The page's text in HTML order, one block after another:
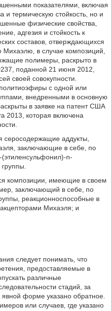
показателями, включая
и термическую стойкость, но и
физические свойства,
адгезия и стойкость к
составов, отверждающихся
в случае композиций,
полимеры, раскрыто в
поданной 21 июня 2012,
своей совокупности.
с одной или
внедренными в основную
в заявке на патент США
2013, которая включена
серосодержащие аддукты,
заключающие в себе, по
n-
композиции, имеющие в своем
заключающий в себе, по
реакционноспособные в
Михаэля; и
следует понимать, что
предоставляемые в
различные
стадий, за
форме указано обратное.
или случаев, где указано